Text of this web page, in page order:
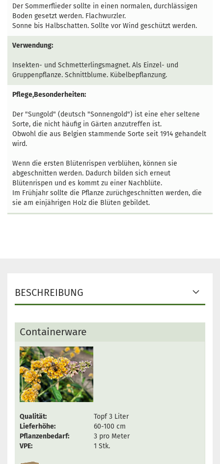
Der Sommerflieder sollte in einen normalen, durchlässigen
Boden gesetzt werden. Flachwurzler.
Sonne bis Halbschatten. Sollte vor Wind geschützt werden.
Verwendung:
Insekten- und Schmetterlingsmagnet. Als Einzel- und
Gruppenpflanze. Schnittblume. Kübelbepflanzung.
Pflege,Besonderheiten:
Der "Sungold" (deutsch "Sonnengold") ist eine eher seltene
Sorte, die nicht häufig in Gärten anzutreffen ist.
Obwohl die aus Belgien stammende Sorte seit 1914 gehandelt
wird.
Wenn die ersten Blütenrispen verblühen, können sie
abgeschnitten werden. Dadurch bilden sich erneut
Blütenrispen und es kommt zu einer Nachblüte.
Im Frühjahr sollte die Pflanze zurüchgeschnitten werden, die
sie am einjährigen Holz die Blüten gebildet.
BESCHREIBUNG
Containerware
Qualität:
Topf 3 Liter
Lieferhöhe:
60-100 cm
Pflanzenbedarf:
3 pro Meter
VPE:
1 Stk.